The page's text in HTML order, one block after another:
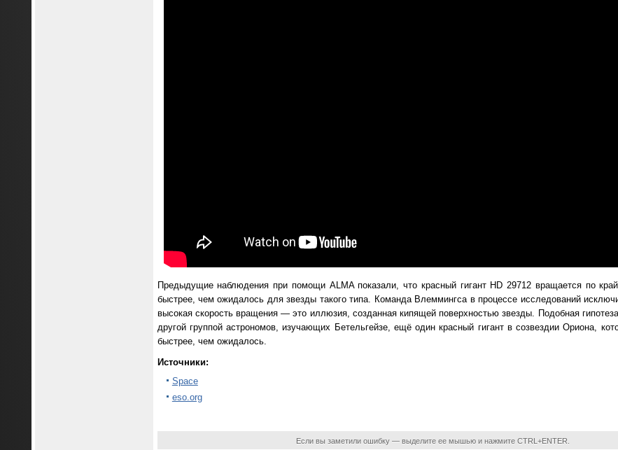
Предыдущие наблюдения при помощи ALMA показали, что красный гигант HD 29712 вращается по
быстрее, чем ожидалось для звезды такого типа. Команда Влеммингса в процессе исследований
высокая скорость вращения — это иллюзия, созданная кипящей поверхностью звезды. Подобная
другой группой астрономов, изучающих Бетельгейзе, ещё один красный гигант в созвездии Ориона,
быстрее, чем ожидалось.
Источники:
Space
eso.org
Если вы заметили ошибку — выделите ее мышью и нажмите CTRL+ENTER.